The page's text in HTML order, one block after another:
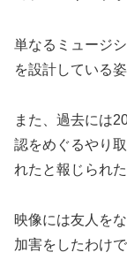
単なるミュージ
を設計している
また、過去には
認をめぐるやり
れたと報じられ
映像には友人を
加害をしたわけ